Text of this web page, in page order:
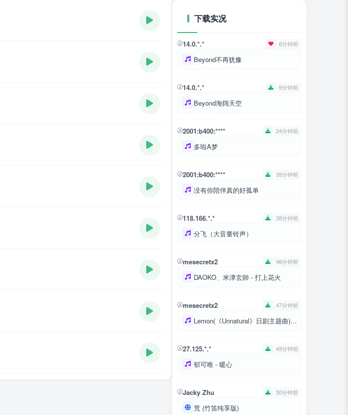
下载实况
14.0.*.* 6分钟前
Beyond不再犹豫
14.0.*.* 9分钟前
Beyond海阔天空
2001:b400:**** 24分钟前
多啦A梦
2001:b400:**** 35分钟前
没有你陪伴真的好孤单
118.166.*.* 38分钟前
分飞（大音量铃声）
mesecretx2 46分钟前
DAOKO、米津玄師 - 打上花火
mesecretx2 47分钟前
Lemon(《Unnatural》日剧主题曲)手机铃声mp3
27.125.*.* 49分钟前
郁可唯 - 暖心
Jacky Zhu 50分钟前
荒 (竹笛纯享版)